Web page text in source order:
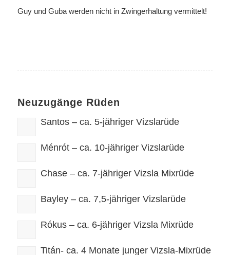
Guy und Guba werden nicht in Zwingerhaltung vermittelt!
Neuzugänge Rüden
Santos – ca. 5-jähriger Vizslarüde
Ménrót – ca. 10-jähriger Vizslarüde
Chase – ca. 7-jähriger Vizsla Mixrüde
Bayley – ca. 7,5-jähriger Vizslarüde
Rókus – ca. 6-jähriger Vizsla Mixrüde
Titán- ca. 4 Monate junger Vizsla-Mixrüde